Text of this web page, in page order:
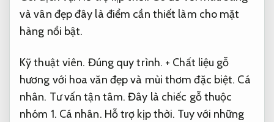
và vân đẹp đây là điểm cần thiết làm cho mặt
hàng nổi bật.
Kỹ thuật viên. Đúng quy trình. + Chất liệu gỗ
hương với hoa văn đẹp và mùi thơm đặc biệt. Cá
nhân. Tư vấn tận tâm. Đây là chiếc gỗ thuộc
nhóm 1. Cá nhân. Hỗ trợ kịp thời. Tuy với những